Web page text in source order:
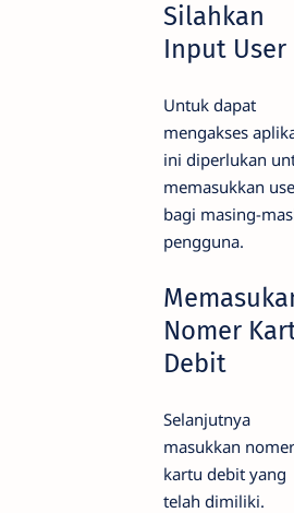
Silahkan
Input User
Untuk dapat
mengakses
ini diperlukan
memasukkan
bagi masing-
pengguna.
Nomer
Debit
Selanjutnya
masukkan nomer
kartu debit yang
telah dimiliki.